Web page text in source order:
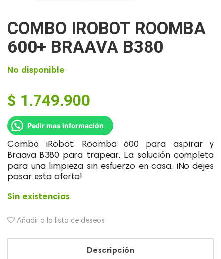
COMBO IROBOT ROOMBA
600+ BRAAVA B380
No disponible
$ 1,749,900
Pedir mas información
Combo iRobot: Roomba 600 para aspirar y
Braava B380 para trapear. La solución completa
para una limpieza sin esfuerzo en casa. ¡No dejes
pasar esta oferta!
Sin existencias
Añadir a la lista de deseos
Descripción